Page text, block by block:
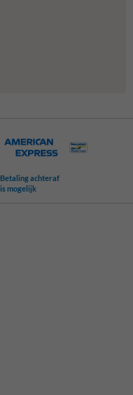
Betaling achteraf
is mogelijk